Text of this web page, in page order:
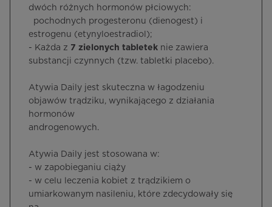
dwóch różnych hormonów płciowych:
pochodnych progesteronu (dienogest) i
estrogenu (etynyloestradiol);
- Każda z 7 zielonych tabletek nie zawiera
substancji czynnych (tzw. tabletki placebo).
Atywia Daily jest skuteczna w łagodzeniu
objawów trądziku, wynikającego z działania
hormonów
androgenowych.
Atywia Daily jest stosowana w:
- w zapobieganiu ciąży
- w celu leczenia kobiet z trądzikiem o
umiarkowanym nasileniu, które zdecydowały się